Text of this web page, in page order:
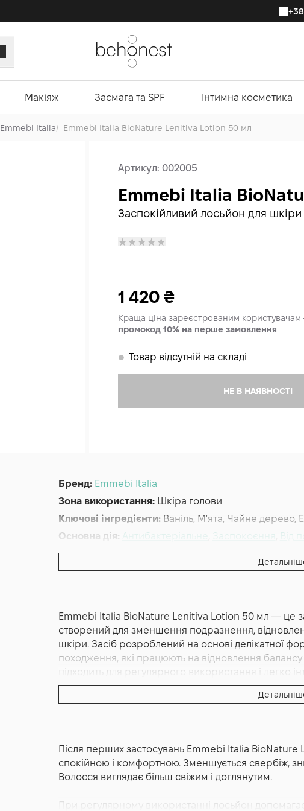
Макіяж Засмага та SPF Інтимна косметика
Emmebi Italia/ Emmebi Italia BioNature Lenitiva Lotion 50 мл
Артикул:002005
Заспокійливий лосьйон для шкіри
Emmebi Italia
1 420₴
Краща ціна зареєстрованим
промокод 10% на перше замовлення
𒊹 Товар відсутній на складі
НЕ В НАЯВНОСТІ
Бренд: Emmebi Italia
Зона використання: Шкіра голови
Ключові інгредієнти: Ваніль, М'ята, Чайне дерево,
Основна дія: Антибактеріальне Заспокоєння
Від
Форма випуску:Лосьйон
Країна:Італія
Emmebi Italia BioNature Lenitiva Lotion 50 мл — це
створений для зменшення подразнення,
шкіри. Засіб розроблений на основі делікатної
походження, які працюють на відновлення
підходить для регулярного використання і легко
Текстура засобу легка і швидко вбирається, не
Emmebi Italia BioNature Lenitiva Lotion
свербежу, почервоніння і відчуття стягнутості.
бар’єр шкіри, що є важливим для підтримання її
Після перших застосувань Emmebi Italia BioNature
спокійною і комфортною. Зменшується свербіж,
Волосся виглядає більш свіжим і доглянутим.
При регулярному використанні лосьйон